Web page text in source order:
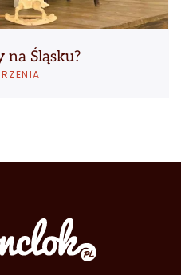
Śląsku?